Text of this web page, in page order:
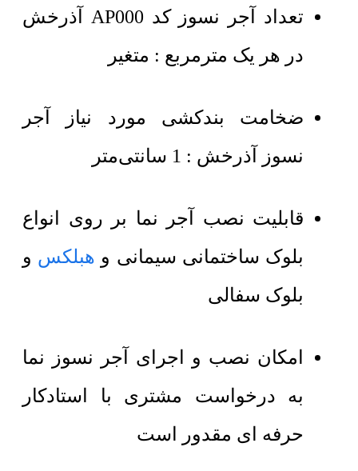
تعداد آجر نسوز کد AP000 آذرخش
در هر یک مترمربع : متغیر
ضخامت بندکشی مورد نیاز آجر
نسوز آذرخش : 1 سانتی‌متر
قابلیت نصب آجر نما بر روی انواع
بلوک ساختمانی سیمانی و هبلکس و
بلوک سفالی
امکان نصب و اجرای آجر نسوز نما
به درخواست مشتری با استادکار
حرفه ای مقدور است